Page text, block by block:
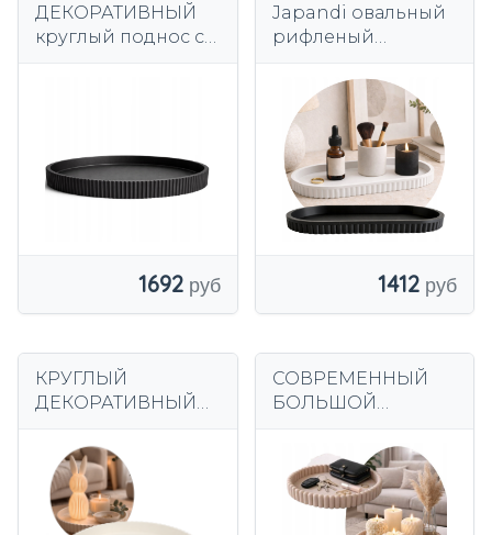
ДЕКОРАТИВНЫЙ
круглый поднос с
класса
1692
Japandi овальный
рифленый
ПОДНОС для
украшений, свечей
и украшений.
1412
КРУГЛЫЙ
ДЕКОРАТИВНЫЙ
свечей, украшений
24 см, рифленый, 9
цветов
СОВРЕМЕННЫЙ
БОЛЬШОЙ
ПОДНОС 24 СМ
ОРГАНАЙЗЕР ДЛЯ
СВЕЧЕЙ
КОСМЕТИКА